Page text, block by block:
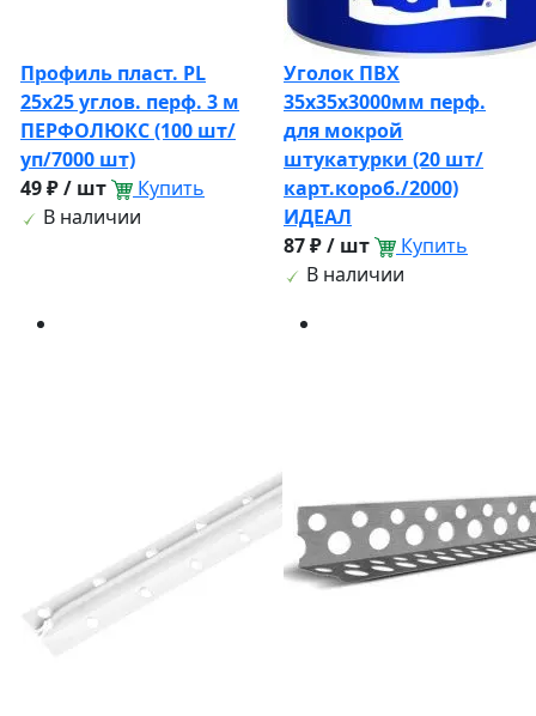
Профиль пласт. PL
25х25 углов. перф. 3 м
ПЕРФОЛЮКС (100 шт/
уп/7000 шт)
49 ₽ / шт
Купить
В наличии
Уголок ПВХ
35х35х3000мм перф.
для мокрой
штукатурки (20 шт/
карт.короб./2000)
ИДЕАЛ
87 ₽ / шт
Купить
В наличии